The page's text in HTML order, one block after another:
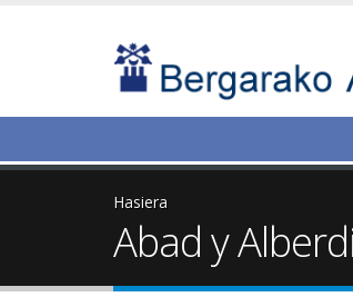
Hasiera
Abad y